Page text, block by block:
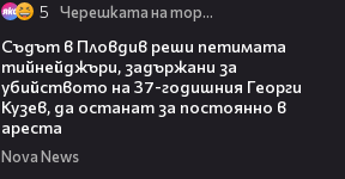
5 Черешката на тортата
Съдът в Пловдив реши петимата
тийнейджъри, задържани за
убийството на 37-годишния Георги
Кузев, да останат за постоянно в
ареста
Nova News